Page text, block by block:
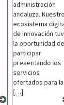
administración
andaluza. Nuestro
ecosistema
de innovación
la oportunidad de
participar
presentando los
servicios
ofertados para la
[…]